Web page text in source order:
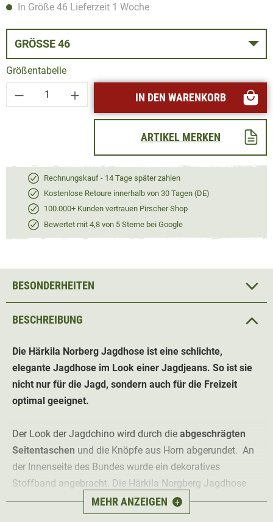
In Größe 46 Lieferzeit 1 Woche
GRÖSSE 46
Größentabelle
Produkt Anzahl: Gib den gewünschten
IN DEN WARENKORB
ARTIKEL MERKEN
Rechnungskauf - 14 Tage später zahlen
Kostenlose Retoure innerhalb von 30 Tagen (DE)
100.000+ Kunden vertrauen Pirscher Shop
Bewertet mit 4,8 von 5 Sterne bei Google
BESCHREIBUNG
Die Härkila Norberg Jagdhose ist eine schlichte,
elegante Jagdhose im Look einer Jagdjeans. So ist sie
nicht nur für die Jagd, sondern auch für die Freizeit
optimal geeignet.
Der Look der Jagdchino wird durch die abgeschrägten
Seitentaschen und die Knöpfe aus Horn abgerundet. An
der Innenseite des Bundes wurde ein dekoratives
Stoffband angebracht. Die Härkila Norgberg Jagdhose
verfügt über einen Stretchanteil. Hierdurch wird der
Tragekomfort und die Bewegungsfreiheit optimiert.
MEHR ANZEIGEN +
BESONDERHEITEN